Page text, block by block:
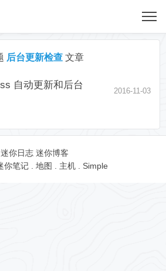
后台更新检查 文章
自动更新和后台
2016-11-03
迷你日志 迷你博客
你笔记. 地图 主机. Simple